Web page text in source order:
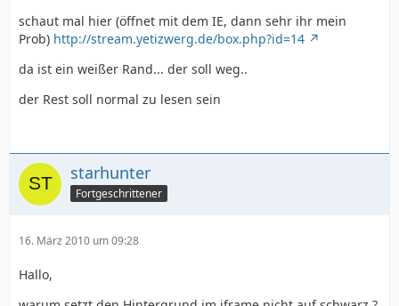
schaut mal hier (öffnet mit dem IE, dann sehr ihr mein
Prob) http://stream.yetizwerg.de/box.php?id=14
da ist ein weißer Rand... der soll weg..
der Rest soll normal zu lesen sein
starhunter
Fortgeschrittener
16. März 2010 um 09:28
Hallo,